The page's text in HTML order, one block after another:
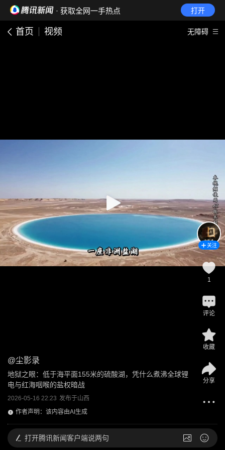
· 获取全网一手热点 打开
首页 视频 无障碍
@尘影录
地狱之眼：低于海平面155米的硫酸湖，凭什么煮沸全球锂
电与红海咽喉的盐权暗战
2026-05-16 22:23 发布于山西
作者声明：该内容由AI生成
关注
1
评论
收藏
分享
打开腾讯新闻客户端说两句